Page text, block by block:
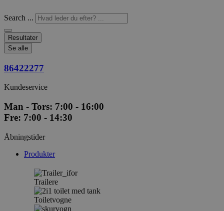
Search ...
Resultater
Se alle
86422277
Kundeservice
Man - Tors: 7:00 - 16:00
Fre: 7:00 - 14:30
Åbningstider
Produkter
Trailere
Toiletvogne